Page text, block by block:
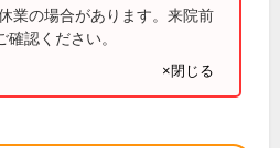
業の場合があります。来院前
認ください。
×閉じる